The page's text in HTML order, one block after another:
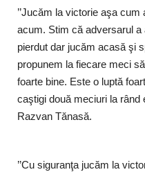
’’Jucăm la victorie aşa
acum. Stim că adversarul a
pierdut dar jucăm acasă şi
propunem la fiecare meci
foarte bine. Este o luptă
caştigi două meciuri la rând
Razvan Tănasă.
’’Cu siguranţa jucăm la